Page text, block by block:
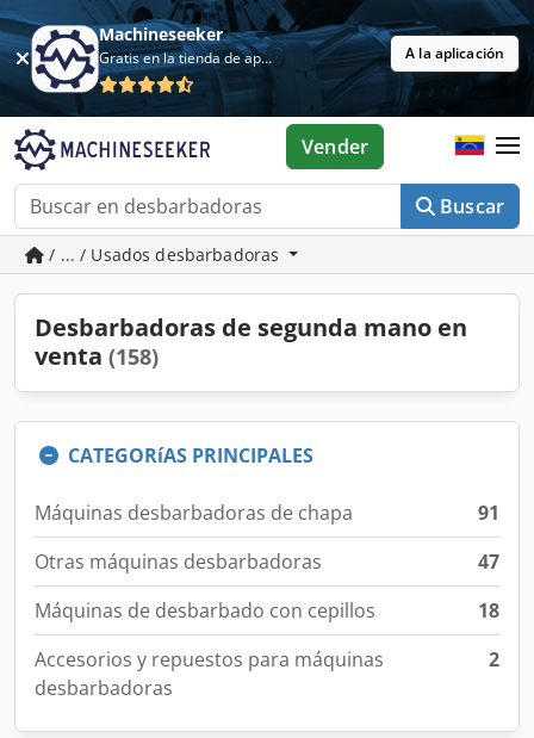
Machineseeker
Gratis en la tienda de aplicaciones A la aplicación
Buscar
Vender
/ ... / Usados desbarbadoras
Desbarbadoras de segunda mano en
venta (158)
CATEGORíAS PRINCIPALES
Máquinas desbarbadoras de chapa
91
Otras máquinas desbarbadoras
47
Máquinas de desbarbado con cepillos
18
Accesorios y repuestos para máquinas
desbarbadoras
2